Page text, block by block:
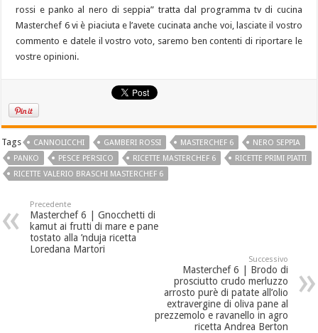
rossi e panko al nero di seppia” tratta dal programma tv di cucina
Masterchef 6 vi è piaciuta e l’avete cucinata anche voi, lasciate il vostro
commento e datele il vostro voto, saremo ben contenti di riportare le
vostre opinioni.
Tags CANNOLICCHI GAMBERI ROSSI MASTERCHEF 6
NERO SEPPIA
PANKO
PESCE PERSICO RICETTE MASTERCHEF 6
RICETTE PRIMI PIATTI
RICETTE VALERIO BRASCHI MASTERCHEF 6
Precedente
Masterchef 6 | Gnocchetti di
kamut ai frutti di mare e pane
tostato alla ’nduja ricetta
Loredana Martori
Successivo
Masterchef 6 | Brodo di
prosciutto crudo merluzzo
arrosto purè di patate all’olio
extravergine di oliva pane al
prezzemolo e ravanello in agro
ricetta Andrea Berton